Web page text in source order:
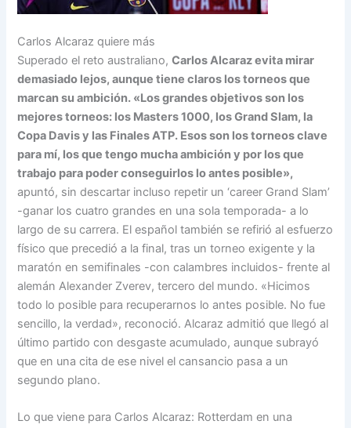
Carlos Alcaraz quiere más
Superado el reto australiano,Carlos Alcaraz evita mirar
demasiado lejos, aunque tiene claros los torneos que
marcan su ambición. «Los grandes objetivos son los
mejores torneos: los Masters 1000, los Grand Slam, la
Copa Davis y las Finales ATP. Esos son los torneos clave
para mí, los que tengo mucha ambición y por los que
trabajo para poder conseguirlos lo antes posible»,
apuntó, sin descartar incluso repetir un ‘career Grand Slam’
-ganar los cuatro grandes en una sola temporada- a lo
largo de su carrera. El español también se refirió al esfuerzo
físico que precedió a la final, tras un torneo exigente y la
maratón en semifinales -con calambres incluidos- frente al
alemán Alexander Zverev, tercero del mundo. «Hicimos
todo lo posible para recuperarnos lo antes posible. No fue
sencillo, la verdad», reconoció. Alcaraz admitió que llegó al
último partido con desgaste acumulado, aunque subrayó
que en una cita de ese nivel el cansancio pasa a un
segundo plano.
Lo que viene para Carlos Alcaraz: Rotterdam en una